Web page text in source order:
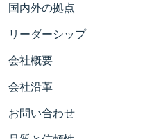
国内外の拠点
リーダーシップ
会社概要
会社沿革
お問い合わせ